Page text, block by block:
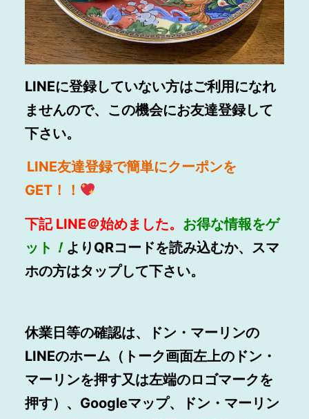
LINEに登録していない方はご利用になれ
ませんので、この機会にお友達登録して
下さい。
LINE友達登録で簡単にクーポンを
GET！！
下記 LINE＠始めました。 お得な情報をゲ
ット ！ よりQRコードを読み込むか、スマ
ホの方はタップして下さい。
休業日等の確認は、ドン・マーリンの
LINEのホーム（トーク画面左上のドン・
マーリンを押す又は左端のロゴマークを
押す）、Googleマップ、ドン・マーリン